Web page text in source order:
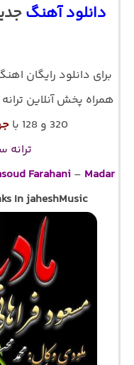
دانلود آهنگ
برای دانلود رایگان
همراه پخش آنلاین
320 و 128 با
ترانه
Farahani – Madar
In jaheshMusic